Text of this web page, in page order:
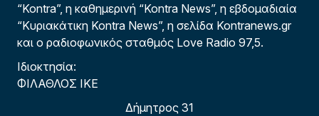
“Kontra”, η καθημερινή “Kontra News”, η εβδομαδιαία
“Κυριακάτικη Kontra News”, η σελίδα Kontranews.gr
και ο ραδιοφωνικός σταθμός Love Radio 97,5.
Ιδιοκτησία:
ΦΙΛΑΘΛΟΣ ΙΚΕ
Δήμητρος 31